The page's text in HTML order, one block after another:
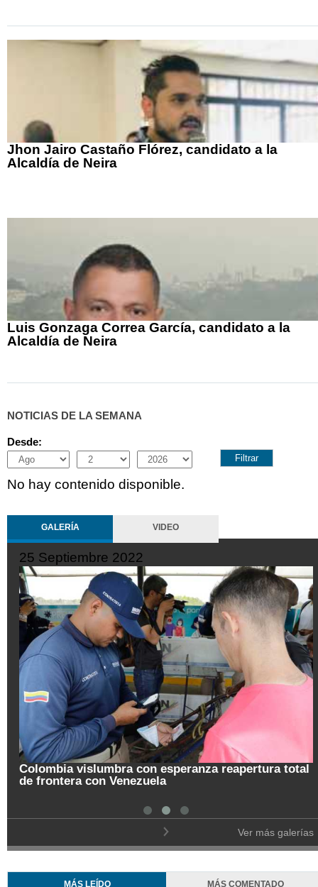
Jhon Jairo Castaño Flórez, candidato a la
Alcaldía de Neira
Luis Gonzaga Correa García, candidato a la
Alcaldía de Neira
NOTICIAS DE LA SEMANA
Desde:
Month
Day Year
No hay contenido disponible.
GALERÍA VIDEO
19 Septiembre 2022
Pregón de la Noche del Fuego en Salamina
Ver más galerías
MÁS LEÍDO MÁS COMENTADO